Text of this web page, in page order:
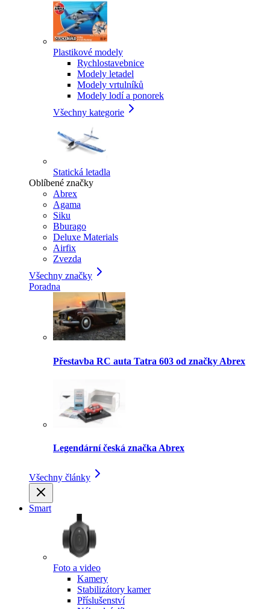
Plastikové modely
Rychlostavebnice
Modely letadel
Modely vrtulníků
Modely lodí a ponorek
Všechny kategorie
Statická letadla
Oblíbené značky
Abrex
Agama
Siku
Bburago
Deluxe Materials
Airfix
Zvezda
Všechny značky
Poradna
Přestavba RC auta Tatra 603 od značky Abrex
Legendární česká značka Abrex
Všechny články
Smart
Foto a video
Kamery
Stabilizátory kamer
Příslušenství